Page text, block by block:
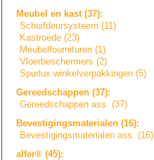
Meubel en kast (37):
Schuifdeursysteem (11)
Kastroede (23)
Meubelfournituren (1)
Vloerbeschermers (2)
Spurlux winkelverpakkingen (5)
Gereedschappen (37):
Gereedschappen ass. (37)
Bevestigingsmaterial en (16):
Bevestigingsmaterialen ass. (16)
alfer® (45):